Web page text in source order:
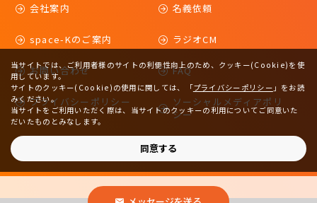
会社案内 名義依頼
space-Kのご案内 ラジオCM
お問い合わせ FAQ
プライバシーポリシー
ソーシャルメディアポリ
シー
当サイトでは、ご利用者様のサイトの利便性向上のため、クッキー(Cookie)を使
用しています。
サイトのクッキー(Cookie)の使用に関しては、
「プライバシーポリシー 」をお読
みください。
当サイトをご利用いただく際は、当サイトのクッキーの利用についてご同意いた
だいたものとみなします。
同意する